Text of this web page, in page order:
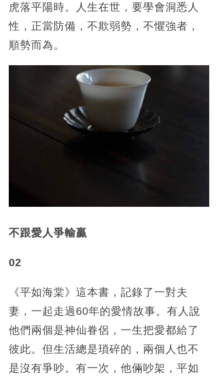
虎落平陽時。人生在世，要學會洞悉人
性，正當防備，不欺弱勢，不懼強者，
順勢而為。
不跟愛人爭輸贏
02
《平如海棠》這本書，記錄了一對夫
妻，一起走過60年的愛情故事。有人說
他們兩個是神仙眷侶，一生把愛都給了
彼此。但生活總是瑣碎的，兩個人也不
是沒有爭吵。有一次，他倆吵架，平如